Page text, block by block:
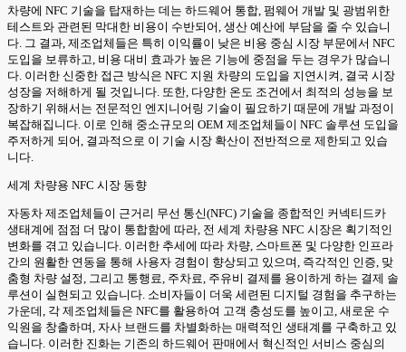
차량에 NFC 기술을 탑재하는 데는 하드웨어 통합, 펌웨어 개발 및 광범위한
테스트와 관련된 막대한 비용이 수반되어, 생산 예산에 부담을 줄 수 있습니
다. 그 결과, 제조업체들은 특히 이익률이 낮은 비용 중심 시장 부문에서 NFC
도입을 보류하고, 비용 대비 효과가 높은 기능에 중점을 두는 경우가 많습니
다. 이러한 신중한 접근 방식은 NFC 지원 차량의 도입을 지연시켜, 결국 시장
성장을 저해하게 될 것입니다. 또한, 다양한 온도 조건에서 최적의 성능을 보
장하기 위해서는 전문적인 엔지니어링 기술이 필요하기 때문에 개발 과정이
복잡해집니다. 이로 인해 중소규모의 OEM 제조업체들이 NFC 솔루션 도입을
주저하게 되어, 결과적으로 이 기술 시장 확산이 전반적으로 제한되고 있습
니다.
세계 차량용 NFC 시장 동향
자동차 제조업체들이 근거리 무선 통신(NFC) 기술을 종합적인 커넥티드카
생태계에 점점 더 많이 통합함에 따라, 전 세계 차량용 NFC 시장은 획기적인
변화를 겪고 있습니다. 이러한 추세에 따라 차량, 스마트폰 및 다양한 인프라
간의 원활한 연동을 통해 사용자 경험이 향상되고 있으며, 즉각적인 인증, 맞
춤형 차량 설정, 그리고 통행료, 주차료, 주유비 결제를 용이하게 하는 결제 솔
루션이 실현되고 있습니다. 소비자들이 더욱 세련된 디지털 경험을 추구하는
가운데, 각 제조업체들은 NFC를 활용하여 고객 충성도를 높이고, 새로운 수
익원을 창출하며, 자사 브랜드를 차별화하는 매력적인 생태계를 구축하고 있
습니다. 이러한 진화는 기존의 하드웨어 판매에서 혁신적인 서비스 중심의